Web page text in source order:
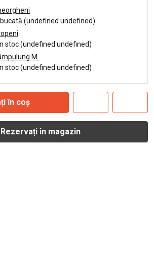
bucată (undefined undefined)
stoc (undefined undefined)
M.
stoc (undefined undefined)
în coș
Rezervați în magazin